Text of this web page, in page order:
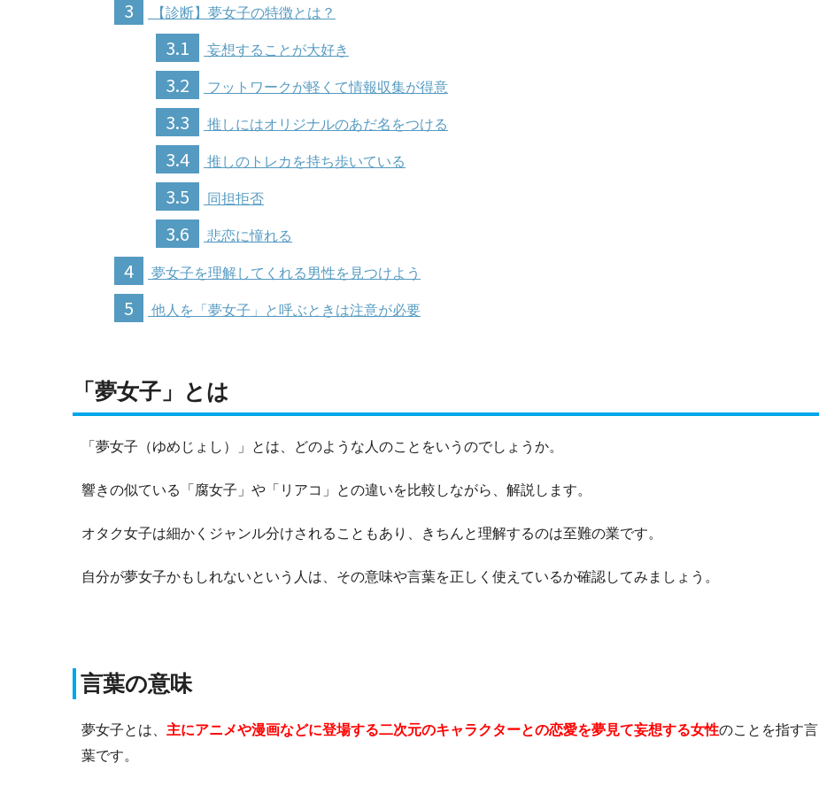
3 【診断】夢女子の特徴とは？
3.1 妄想することが大好き
3.2 フットワークが軽くて情報収集が得意
3.3 推しにはオリジナルのあだ名をつける
3.4 推しのトレカを持ち歩いている
3.5 同担拒否
3.6 悲恋に憧れる
4 夢女子を理解してくれる男性を見つけよう
5 他人を「夢女子」と呼ぶときは注意が必要
「夢女子」とは
「夢女子（ゆめじょし）」とは、どのような人のことをいうのでしょうか。
響きの似ている「腐女子」や「リアコ」との違いを比較しながら、解説します。
オタク女子は細かくジャンル分けされることもあり、きちんと理解するのは至難の業です。
自分が夢女子かもしれないという人は、その意味や言葉を正しく使えているか確認してみましょう。
言葉の意味
夢女子とは、 主にアニメや漫画などに登場する二次元のキャラクターとの恋愛を夢見て妄想する女性のことを指す言
葉です。